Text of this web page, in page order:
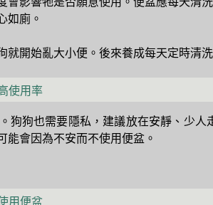
如廁。
開始亂大小便。後來養成每天定時清
使用率
狗狗也需要隱私，建議放在安靜、少
能會因為不安而不使用便盆。
用便盆